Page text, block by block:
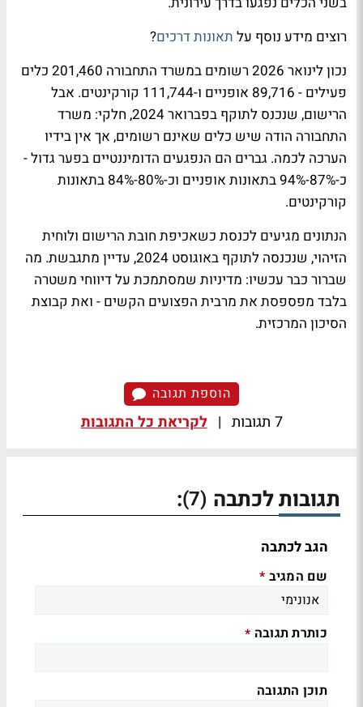
רוצים מידע נוסף על תאונות דרכים?
נכון לינואר 2026 רשומים במשרד התחבורה 201,460 כלים
פעילים - 89,716 אופניים ו-111,744 קורקינטים. אבל
הרישום, שנכנס לתוקף בפברואר 2024, חלקי: משרד
התחבורה הודה שיש כלים שאינם רשומים, אך אין בידיו
הערכה לכמה. גברים הם הנפגעים הדומיננטיים בפער גדול -
כ-87%-94% בתאונות אופניים וכ-80%-84% בתאונות
קורקינטים.
הנתונים מגיעים לכנסת כשאכיפת חובת הרישום ולוחית
הזיהוי, שנכנסה לתוקף באוגוסט 2024, עדיין מתגבשת. מה
שברור כבר עכשיו: מדיניות שמסתמכת על דיווחי משטרה
בלבד מפספסת את מרבית הפצועים הקשים - ואת קבוצת
הסיכון המרכזית.
הוספת תגובה
7 תגובות | לקריאת כל התגובות
תגובות לכתבה (7)
:
הגב לכתבה
שם המגיב *
כותרת תגובה *
תוכן התגובה